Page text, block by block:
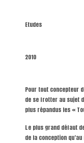
Etudes
2010
Pour tout concepteur
de se frotter au sujet
plus répandus les «
Le plus grand défaut
de la conception